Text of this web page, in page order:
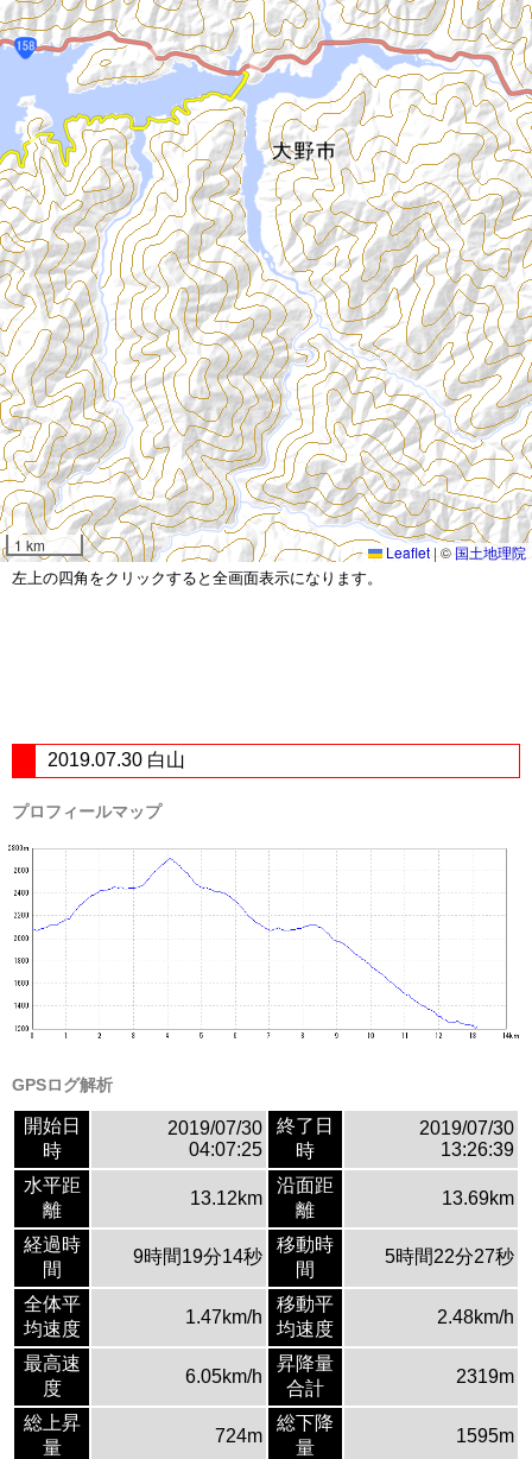
1 km Leaflet|©国土地理院
左上の四角をクリックすると全画面表示になります。
2019.07.30 白山
プロフィールマップ
GPSログ解析
開始日
時
2019/07/30
04:07:25
終了日
時
2019/07/30
13:26:39
水平距
離
13.12km
沿面距
離
13.69km
経過時
間
9時間19分14秒
移動時
間
5時間22分27秒
全体平
均速度
1.47km/h
移動平
均速度
2.48km/h
最高速
度
6.05km/h
昇降量
合計
2319m
総上昇
量
724m
総下降
量
1595m